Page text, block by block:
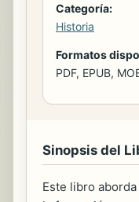
Categoría:
Historia
Formatos
PDF, EPUB,
Sinopsis del
Este libro